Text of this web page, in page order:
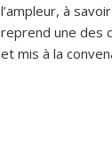
l’ampleur, à savoir
reprend une des
et mis à la